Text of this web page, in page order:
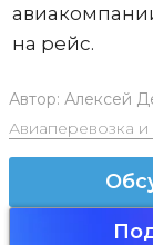
на рейс.
Автор: Алексей
Авиаперевозка